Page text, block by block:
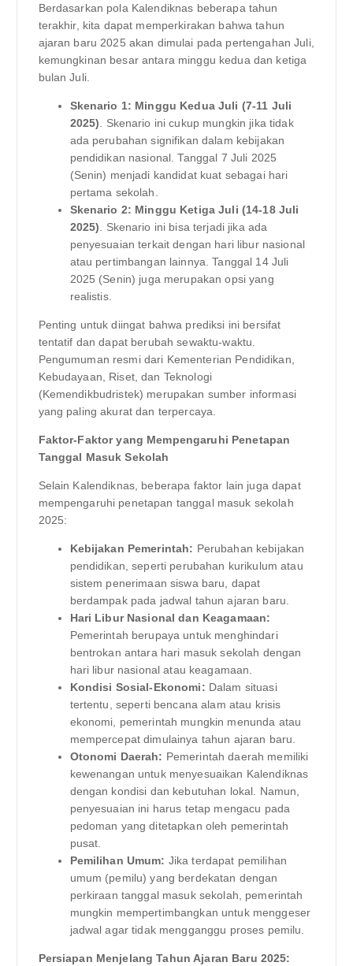
Berdasarkan pola Kalendiknas beberapa tahun
terakhir, kita dapat memperkirakan bahwa tahun
ajaran baru 2025 akan dimulai pada pertengahan Juli,
kemungkinan besar antara minggu kedua dan ketiga
bulan Juli.
Skenario 1: Minggu Kedua Juli (7-11 Juli
2025) . Skenario ini cukup mungkin jika tidak
ada perubahan signifikan dalam kebijakan
pendidikan nasional. Tanggal 7 Juli 2025
(Senin) menjadi kandidat kuat sebagai hari
pertama sekolah.
Skenario 2: Minggu Ketiga Juli (14-18 Juli
2025) . Skenario ini bisa terjadi jika ada
penyesuaian terkait dengan hari libur nasional
atau pertimbangan lainnya. Tanggal 14 Juli
2025 (Senin) juga merupakan opsi yang
realistis.
Penting untuk diingat bahwa prediksi ini bersifat
tentatif dan dapat berubah sewaktu-waktu.
Pengumuman resmi dari Kementerian Pendidikan,
Kebudayaan, Riset, dan Teknologi
(Kemendikbudristek) merupakan sumber informasi
yang paling akurat dan terpercaya.
Faktor-Faktor yang Mempengaruhi Penetapan
Tanggal Masuk Sekolah
Selain Kalendiknas, beberapa faktor lain juga dapat
mempengaruhi penetapan tanggal masuk sekolah
2025:
Kebijakan Pemerintah: Perubahan kebijakan
pendidikan, seperti perubahan kurikulum atau
sistem penerimaan siswa baru, dapat
berdampak pada jadwal tahun ajaran baru.
Hari Libur Nasional dan Keagamaan:
Pemerintah berupaya untuk menghindari
bentrokan antara hari masuk sekolah dengan
hari libur nasional atau keagamaan.
Kondisi Sosial-Ekonomi: Dalam situasi
tertentu, seperti bencana alam atau krisis
ekonomi, pemerintah mungkin menunda atau
mempercepat dimulainya tahun ajaran baru.
Otonomi Daerah: Pemerintah daerah memiliki
kewenangan untuk menyesuaikan Kalendiknas
dengan kondisi dan kebutuhan lokal. Namun,
penyesuaian ini harus tetap mengacu pada
pedoman yang ditetapkan oleh pemerintah
pusat.
Pemilihan Umum: Jika terdapat pemilihan
umum (pemilu) yang berdekatan dengan
perkiraan tanggal masuk sekolah, pemerintah
mungkin mempertimbangkan untuk menggeser
jadwal agar tidak mengganggu proses pemilu.
Persiapan Menjelang Tahun Ajaran Baru 2025: